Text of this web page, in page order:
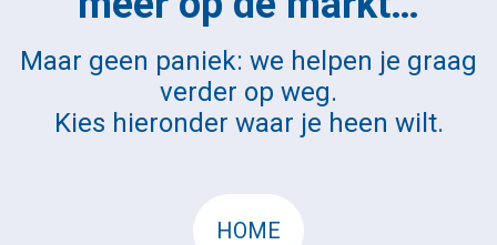
Maar geen paniek: we helpen je graag
verder op weg.
Kies hieronder waar je heen wilt.
HOME